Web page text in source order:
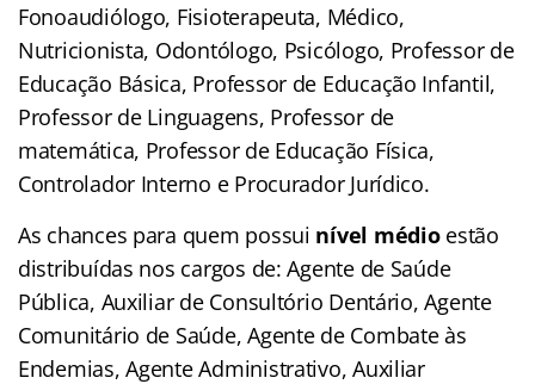
Fonoaudiólogo, Fisioterapeuta, Médico,
Nutricionista, Odontólogo, Psicólogo, Professor de
Educação Básica, Professor de Educação Infantil,
Professor de Linguagens, Professor de
matemática, Professor de Educação Física,
Controlador Interno e Procurador Jurídico.
As chances para quem possui nível médioestão
distribuídas nos cargos de: Agente de Saúde
Pública, Auxiliar de Consultório Dentário, Agente
Comunitário de Saúde, Agente de Combate às
Endemias, Agente Administrativo, Auxiliar